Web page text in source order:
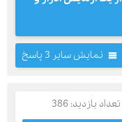
نمایش سایر 3 پاسخ
تعداد بازدید: 386